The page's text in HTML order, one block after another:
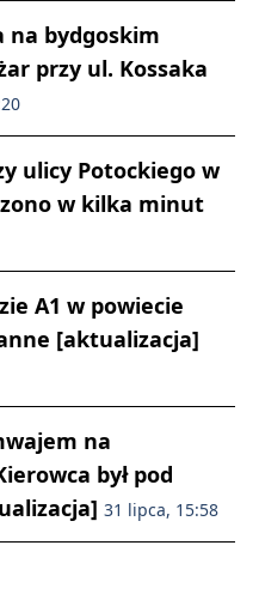
na bydgoskim
przy ul. Kossaka
ulicy Potockiego w
w kilka minut
A1 w powiecie
[aktualizacja]
na
był pod
31 lipca, 15:58